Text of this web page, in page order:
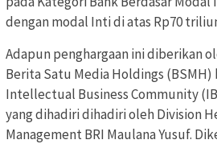
dengan modal Inti di atas Rp70
Adapun penghargaan ini diberikan
Berita Satu Media Holdings (BSMH)
Intellectual Business Community
yang dihadiri dihadiri oleh Division
Management BRI Maulana Yusuf.